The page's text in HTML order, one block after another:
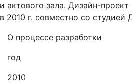
и актового зала. Дизайн-проект
в 2010 г. cовместно со студией
О процессе разработки
год
2010